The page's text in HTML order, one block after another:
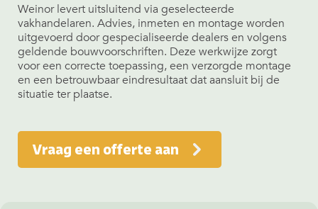
Weinor levert uitsluitend via geselecteerde
vakhandelaren. Advies, inmeten en montage worden
uitgevoerd door gespecialiseerde dealers en volgens
geldende bouwvoorschriften. Deze werkwijze zorgt
voor een correcte toepassing, een verzorgde montage
en een betrouwbaar eindresultaat dat aansluit bij de
situatie ter plaatse.
Vraag een offerte aan